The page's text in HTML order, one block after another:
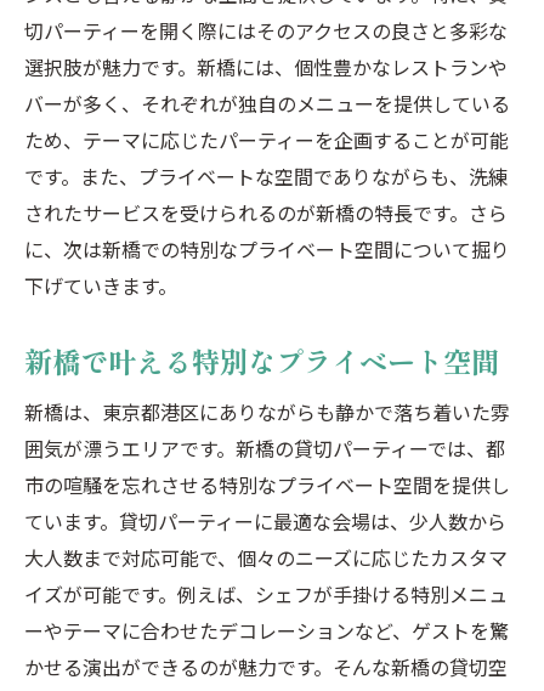
汐留の高層ビルに囲まれたプライベートな
ひととき
都会のリラクゼーション、汐留での貸切パ
ーティー
汐留で味わう特別なパーティー体験
都会の中で自然を感じる汐留の貸切スペー
ス
港区の中心で楽しむ新橋虎ノ門汐留の貸切宴
新橋・虎ノ門・汐留での多彩な貸切スペー
ス
港区の中心で味わう特別なひととき
新橋・虎ノ門・汐留の広がる貸切の可能性
貸切パーティーで港区の魅力を再発見
新橋・虎ノ門・汐留で叶える夢のパーティ
ー
おしゃれな虎ノ門で歴史と現代が交差するパー
切パーティーを開く際にはそのアクセスの良さと多彩な
選択肢が魅力です。新橋には、個性豊かなレストランや
バーが多く、それぞれが独自のメニューを提供している
ため、テーマに応じたパーティーを企画することが可能
です。また、プライベートな空間でありながらも、洗練
されたサービスを受けられるのが新橋の特長です。さら
に、次は新橋での特別なプライベート空間について掘り
下げていきます。
新橋で叶える特別なプライベート空間
新橋は、東京都港区にありながらも静かで落ち着いた雰
囲気が漂うエリアです。新橋の貸切パーティーでは、都
市の喧騒を忘れさせる特別なプライベート空間を提供し
ています。貸切パーティーに最適な会場は、少人数から
大人数まで対応可能で、個々のニーズに応じたカスタマ
イズが可能です。例えば、シェフが手掛ける特別メニュ
ーやテーマに合わせたデコレーションなど、ゲストを驚
かせる演出ができるのが魅力です。そんな新橋の貸切空